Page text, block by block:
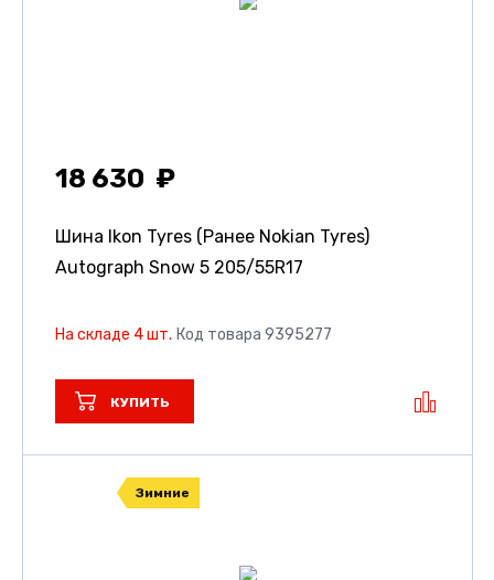
18 630
Шина Ikon Tyres (Ранее Nokian Tyres)
Autograph Snow 5 205/55R17
На складе 4 шт. Код товара 9395277
КУПИТЬ
Зимние